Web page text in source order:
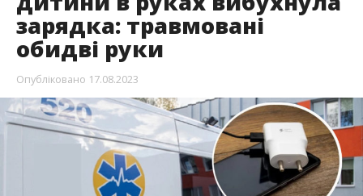
зарядка: травмовані
обидві руки
Опубліковано 17.08.2023